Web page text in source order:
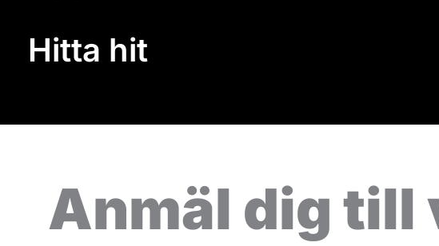
Hitta hit
Anmäl dig till